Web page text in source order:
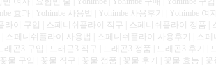
효과 | Yohimbe 사용법 | Yohimbe 사용후기 | Yohimbe 여
이 구입 | 스페니쉬플라이 직구 | 스페니쉬플라이 정품 |
스페니쉬플라이 사용법 | 스페니쉬플라이 사용후기 | 스페
곤3 구입 | 드래곤3 직구 | 드래곤3 정품 | 드래곤3 후기 |
물 구입 | 꽃물 직구 | 꽃물 정품 | 꽃물 후기 | 꽃물 효능 | 꽃